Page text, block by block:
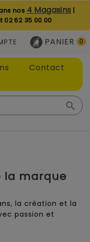
nos 4 Magasins |
02 62 35 00 00
PANIER 0
Contact

la marque
la création et la
passion et